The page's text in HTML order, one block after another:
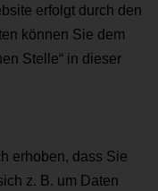
erfolgt durch den
können Sie dem
Stelle“ in dieser
erhoben, dass Sie
z. B. um Daten